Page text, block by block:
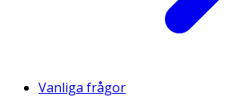
Vanliga frågor